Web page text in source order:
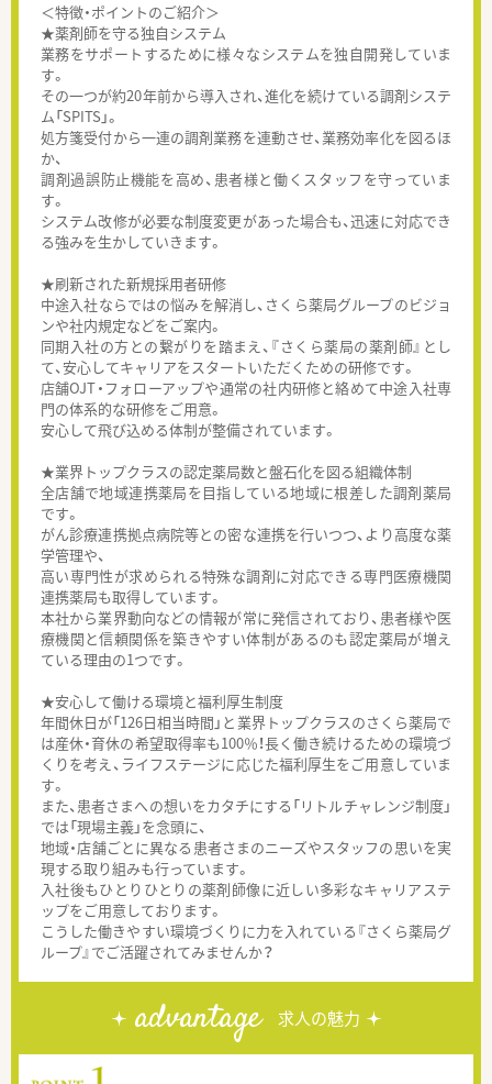
＜特徴・ポイントのご紹介＞
★薬剤師を守る独自システム
業務をサポートするために様々なシステムを独自開発していま
す。
その一つが約20年前から導入され、進化を続けている調剤システ
ム「SPITS」。
処方箋受付から一連の調剤業務を連動させ、業務効率化を図るほ
か、
調剤過誤防止機能を高め、患者様と働くスタッフを守っていま
す。
システム改修が必要な制度変更があった場合も、迅速に対応でき
る強みを生かしていきます。
★刷新された新規採用者研修
中途入社ならではの悩みを解消し、さくら薬局グループのビジョ
ンや社内規定などをご案内。
同期入社の方との繋がりを踏まえ、『さくら薬局の薬剤師』とし
て、安心してキャリアをスタートいただくための研修です。
店舗OJT・フォローアップや通常の社内研修と絡めて中途入社専
門の体系的な研修をご用意。
安心して飛び込める体制が整備されています。
★業界トップクラスの認定薬局数と盤石化を図る組織体制
全店舗で地域連携薬局を目指している地域に根差した調剤薬局
です。
がん診療連携拠点病院等との密な連携を行いつつ、より高度な薬
学管理や、
高い専門性が求められる特殊な調剤に対応できる専門医療機関
連携薬局も取得しています。
本社から業界動向などの情報が常に発信されており、患者様や医
療機関と信頼関係を築きやすい体制があるのも認定薬局が増え
ている理由の1つです。
★安心して働ける環境と福利厚生制度
年間休日が「126日相当時間」と業界トップクラスのさくら薬局で
は産休・育休の希望取得率も100％！長く働き続けるための環境づ
くりを考え、ライフステージに応じた福利厚生をご用意していま
す。
また、患者さまへの想いをカタチにする「リトルチャレンジ制度」
では「現場主義」を念頭に、
地域・店舗ごとに異なる患者さまのニーズやスタッフの思いを実
現する取り組みも行っています。
入社後もひとりひとりの薬剤師像に近しい多彩なキャリアステ
ップをご用意しております。
こうした働きやすい環境づくりに力を入れている『さくら薬局グ
ループ』でご活躍されてみませんか？
advantage 求人の魅力